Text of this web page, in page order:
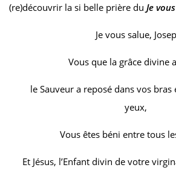
(re)découvrir la si belle prière du Je
Je vous salue,
Vous que la grâce divine
le Sauveur a reposé dans vos
yeux,
Vous êtes béni entre tous
Et Jésus, l’Enfant divin de votre